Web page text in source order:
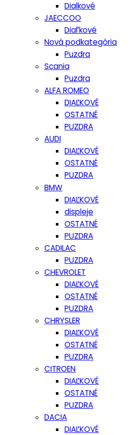
Dialkové
JAECCOO
Diaľkové
Nová podkategória
Puzdra
Scania
Puzdra
ALFA ROMEO
DIAĽKOVÉ
OSTATNÉ
PUZDRA
AUDI
DIAĽKOVÉ
OSTATNÉ
PUZDRA
BMW
DIAĽKOVÉ
displeje
OSTATNÉ
PUZDRA
CADILAC
PUZDRA
CHEVROLET
DIAĽKOVÉ
OSTATNÉ
PUZDRA
CHRYSLER
DIAĽKOVÉ
OSTATNÉ
PUZDRA
CITROEN
DIAĽKOVÉ
OSTATNÉ
PUZDRA
DACIA
DIAĽKOVÉ